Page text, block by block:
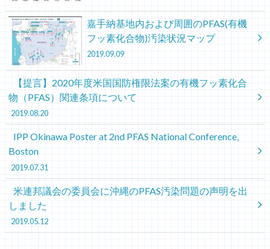
嘉手納基地内および周囲のPFAS(有機
フッ素化合物)汚染状況マップ
2019.09.09
【提言】2020年度米国国防権限法案の有機フッ素化合
物（PFAS）関連条項について
2019.08.20
IPP Okinawa Poster at 2nd PFAS National Conference,
Boston
2019.07.31
米連邦議会の委員会に沖縄のPFAS汚染問題の声明を出
しました
2019.05.12